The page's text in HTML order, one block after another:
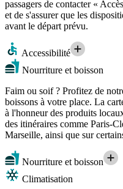
passagers de contacter «
et de s'assurer que les
avant le départ prévu.
Accessibilité
Nourriture et boisson
Faim ou soif ? Profitez de
boissons à votre place. La
à l'honneur des produits
des itinéraires comme Paris-
Marseille, ainsi que sur
Nourriture et boisson
Climatisation